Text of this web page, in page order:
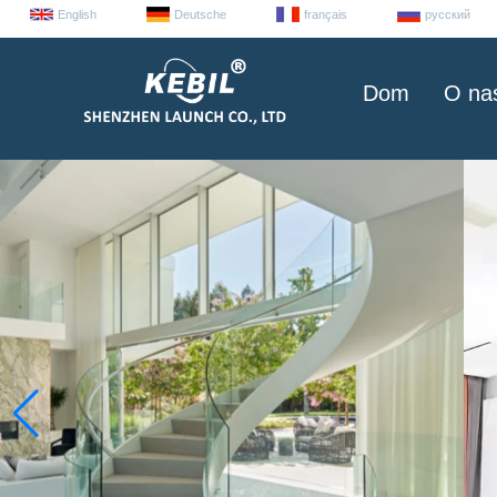
English Deutsche français русский
Dom O